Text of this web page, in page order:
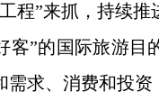
程”来抓，持续
”的国际旅游目
求、消费和投